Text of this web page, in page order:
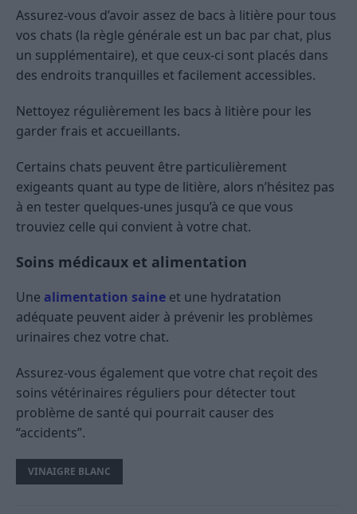
Assurez-vous d’avoir assez de bacs à litière pour tous
vos chats (la règle générale est un bac par chat, plus
un supplémentaire), et que ceux-ci sont placés dans
des endroits tranquilles et facilement accessibles.
Nettoyez régulièrement les bacs à litière pour les
garder frais et accueillants.
Certains chats peuvent être particulièrement
exigeants quant au type de litière, alors n’hésitez pas
à en tester quelques-unes jusqu’à ce que vous
trouviez celle qui convient à votre chat.
Soins médicaux et alimentation
Une alimentation saine et une hydratation
adéquate peuvent aider à prévenir les problèmes
urinaires chez votre chat.
Assurez-vous également que votre chat reçoit des
soins vétérinaires réguliers pour détecter tout
problème de santé qui pourrait causer des
“accidents”.
VINAIGRE BLANC